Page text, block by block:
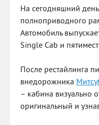
На сегодняшний
полноприводного
Автомобиль
Single Cab и
После рестайлинга
внедорожника
– кабина визуально
оригинальный и